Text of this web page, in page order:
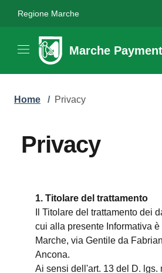
Regione Marche
Marche
Home / Privacy
Privacy
1. Titolare del trattamento
Il Titolare del trattamento dei
cui alla presente Informativa
Marche, via Gentile da
Ancona.
Ai sensi dell'art. 13 del D. lgs.